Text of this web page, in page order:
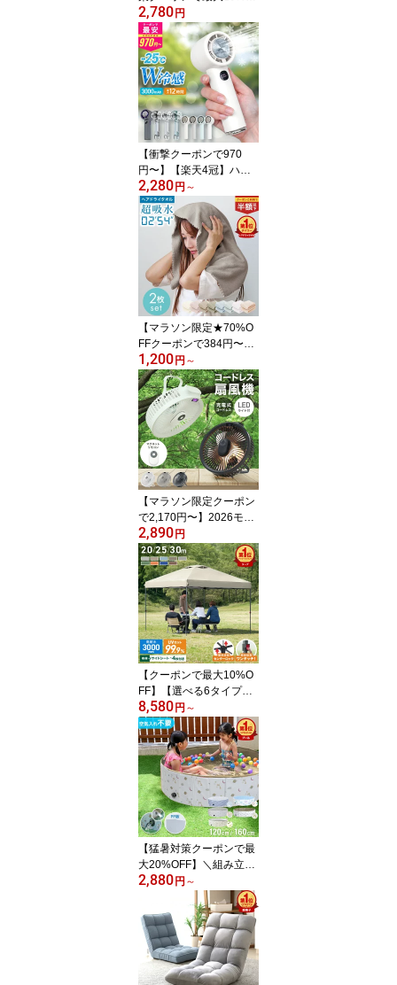
FF】敷きパッド 冷感 シ
ングル ひんやり敷きパッ
ド 接触冷感 ひんやり 洗
える 敷きパット ひんや
りマット 接触冷感敷きパ
ッド 敷パッド 敷パット
防ダニ 抗菌防臭 キルト
冷感寝具 涼感寝具 夏用
寝具 熱中症対策 暑さ対
策
2,780円
【衝撃クーポンで970
円〜】【楽天4冠】ハン
ディファン 冷却 2026 冷
却プレート -25℃冷却 10
0段階風量 扇風機 ハンデ
ィ 扇風機 小型 ハンディ
扇風機 手持ち扇風機 携
帯扇風機 ミニ扇風機 冷
却 クーラー 卓上 充電式
小型扇風機 ミニファン
強風 静音 おしゃれ
2,280円 ～
【マラソン限定★70%O
FFクーポンで384円〜】
ヘアドライタオル 2枚セ
ット タオル マイクロフ
ァイバー 超高吸水 速乾
ヘアタオル お風呂上がり
ドライタオル 吸水タオル
速乾タオル 髪 ヘアード
ライタオル ヘアドライ
時短 髪の毛 速乾 乾きや
すいタオル 美髪 髪 プレ
ゼント
1,200円 ～
【マラソン限定クーポン
で2,170円〜】2026モデ
ル 扇風機 コードレス 卓
上 吊り下げ アウトドア
キャンプ テント照明 卓
上扇風機 吊り下げ扇風機
壁掛け マグネットリモコ
ン付き LED照明 風量調
整 熱中症対策 三脚ネジ
穴 持ち運び 充電式 ポー
タブル コードレス扇風機
車用
2,890円
【クーポンで最大10%O
FF】【選べる6タイプ】2
026モデル タープテント
3m 2.5m 2m ワンタッチ
タープ 頑丈 スチール テ
ント タープ 遮熱 遮光 U
Vカット 99.9% ワンタッ
チテント ワンタッチター
プ ワンタッチ 大型 簡単
撥水 日よけ プール イベ
ント アウトドア BBQ
8,580円 ～
【猛暑対策クーポンで最
大20%OFF】＼組み立て
5秒！／ 折りたたみプー
ル 空気入れ不要 子供用
プール プール ビニール
プール ボールプール 160
cm 120cm 子供用 男の子
女の子 小さい 大きい 折
りたたみ 室内遊び ベビ
2,880円 ～